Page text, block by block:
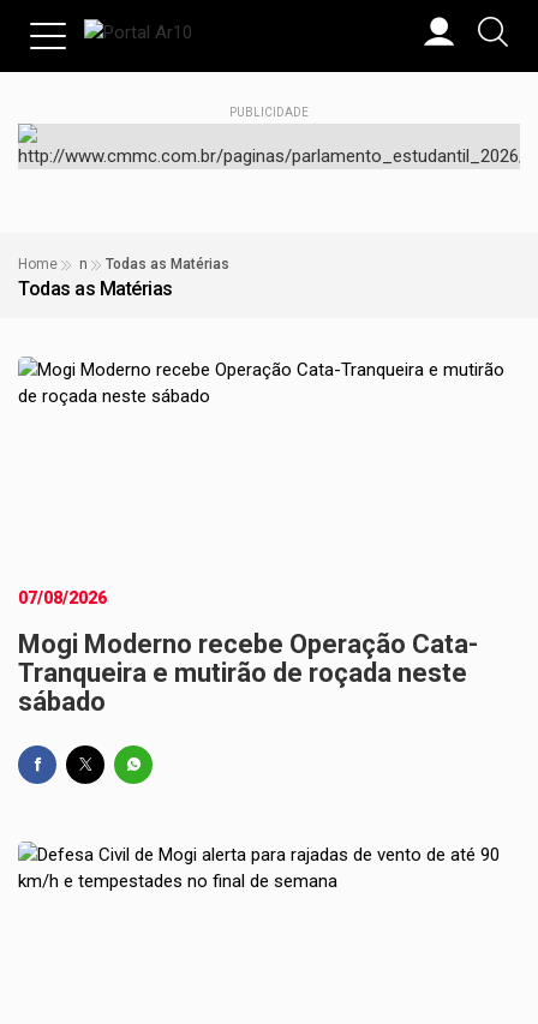
PUBLICIDADE
Home n Todas as Matérias
Todas as Matérias
07/08/2026
Mogi Moderno recebe Operação Cata-
Tranqueira e mutirão de roçada neste
sábado